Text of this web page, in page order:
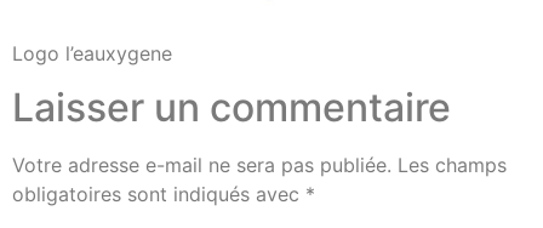
Logo l’eauxygene
Laisser un commentaire
Votre adresse e-mail ne sera pas publiée. Les champs
obligatoires sont indiqués avec *